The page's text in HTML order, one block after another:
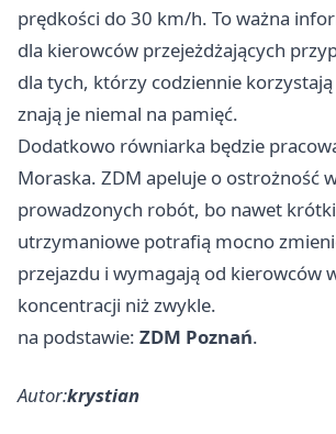
prędkości do 30 km/h. To ważna
dla kierowców przejeżdżających
dla tych, którzy codziennie
znają je niemal na pamięć.
Dodatkowo równiarka będzie
Moraska. ZDM apeluje o ostrożność
prowadzonych robót, bo nawet
utrzymaniowe potrafią mocno
przejazdu i wymagają od kierowców
koncentracji niż zwykle.
na podstawie: ZDM Poznań.
Autor:krystian